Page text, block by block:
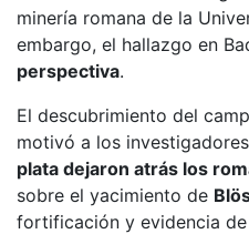
minería romana de la
embargo, el hallazgo en
perspectiva.
El descubrimiento del
motivó a los
plata dejaron atrás los
sobre el yacimiento de
fortificación y evidencia